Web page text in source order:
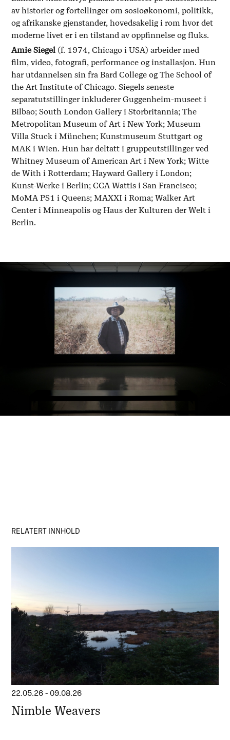
av historier og fortellinger om sosioøkonomi, politikk,
og afrikanske gjenstander, hovedsakelig i rom hvor det
moderne livet er i en tilstand av oppfinnelse og fluks.
Amie Siegel (f. 1974, Chicago i USA) arbeider med
film, video, fotografi, performance og installasjon. Hun
har utdannelsen sin fra Bard College og The School of
the Art Institute of Chicago. Siegels seneste
separatutstillinger inkluderer Guggenheim-museet i
Bilbao; South London Gallery i Storbritannia; The
Metropolitan Museum of Art i New York; Museum
Villa Stuck i München; Kunstmuseum Stuttgart og
MAK i Wien. Hun har deltatt i gruppeutstillinger ved
Whitney Museum of American Art i New York; Witte
de With i Rotterdam; Hayward Gallery i London;
Kunst-Werke i Berlin; CCA Wattis i San Francisco;
MoMA PS1 i Queens; MAXXI i Roma; Walker Art
Center i Minneapolis og Haus der Kulturen der Welt i
Berlin.
RELATERT INNHOLD
22.05.26 -09.08.26
Nimble Weavers